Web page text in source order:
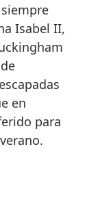
Isabel II,
en
para